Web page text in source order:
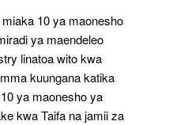
10 ya maonesho
ya maendeleo
linatoa wito kwa
kuungana katika
ya maonesho ya
kwa Taifa na jamii za